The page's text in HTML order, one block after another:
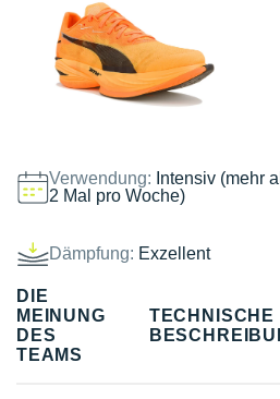
Verwendung: Intensiv (mehr
2 Mal pro Woche)
Dämpfung: Exzellent
DIE
MEINUNG
DES
TEAMS
TECHNISCHE